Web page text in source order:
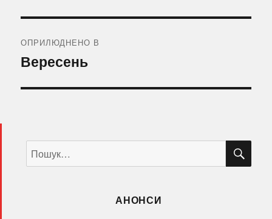
записів
ОПРИЛЮДНЕНО В
Вересень
за
запитом:
АНОНСИ